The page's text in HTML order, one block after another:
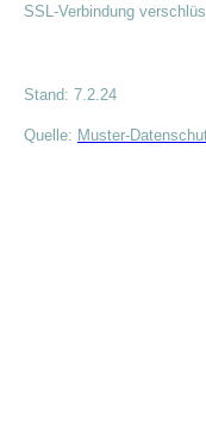
SSL-Verbindung
Stand: 7.2.24
Quelle: Muster-